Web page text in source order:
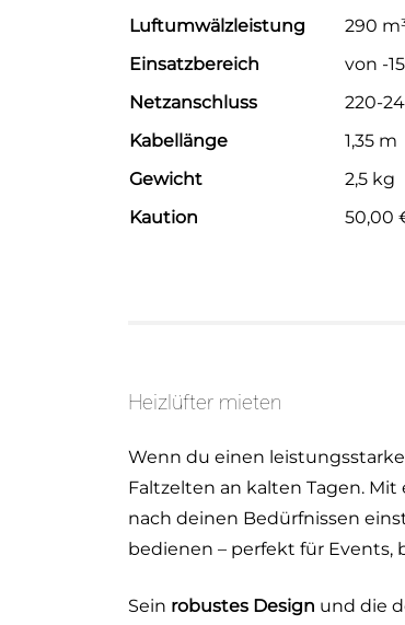
Luftumwälzleistung
290
Einsatzbereich
von -
Netzanschluss
220-
Kabellänge
1,35 m
Gewicht
2,5 kg
Kaution
50,00
Heizlüfter mieten
Wenn du einen
Faltzelten an kalten Tagen. Mit
nach deinen Bedürfnissen
bedienen – perfekt für
Sein robustes Design und die